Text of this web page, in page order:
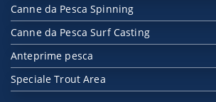
Canne da Pesca Spinning
Canne da Pesca Surf Casting
Anteprime pesca
Speciale Trout Area